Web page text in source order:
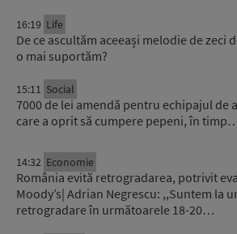
16:19 Life
De ce ascultăm aceeași melodie de zeci
o mai suportăm?
15:11 Social
7000 de lei amendă pentru echipajul de
care a oprit să cumpere pepeni, în
14:32 Economie
România evită retrogradarea, potrivit
Moody’s| Adrian Negrescu: ,,Suntem la
retrogradare în următoarele 18-20…